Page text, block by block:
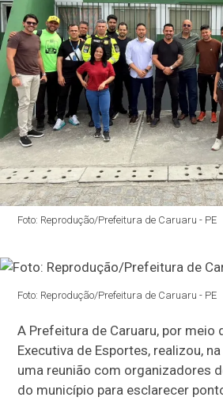
Foto: Reprodução/Prefeitura de Caruaru - PE
Foto: Reprodução/Prefeitura de Caruaru - PE
A Prefeitura de Caruaru, por meio
Executiva de Esportes, realizou,
uma reunião com organizadores
do município para esclarecer